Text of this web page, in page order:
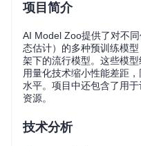
项目简介
AI Model Zoo提供了对不
态估计）的多种预训练模
架下的流行模型。这些模
用量化技术缩小性能差距
水平。项目中还包含了用
资源。
技术分析